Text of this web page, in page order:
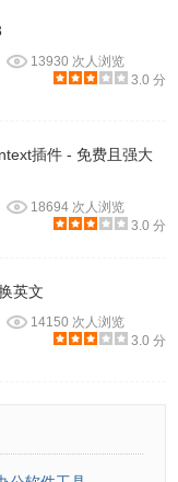
13930 次人浏览
3.0 分
插件 - 免费且强大
18694 次人浏览
3.0 分
英文
14150 次人浏览
3.0 分